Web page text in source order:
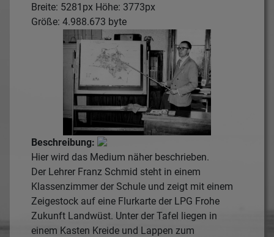
Breite: 5281px Höhe: 3773px
Größe: 4.988.673 byte
Beschreibung:
Hier wird das Medium näher beschrieben.
Der Lehrer Franz Schmid steht in einem
Klassenzimmer der Schule und zeigt mit einem
Zeigestock auf eine Flurkarte der LPG Frohe
Zukunft Landwüst. Unter der Tafel liegen in
einem Kasten Kreide und Lappen zum